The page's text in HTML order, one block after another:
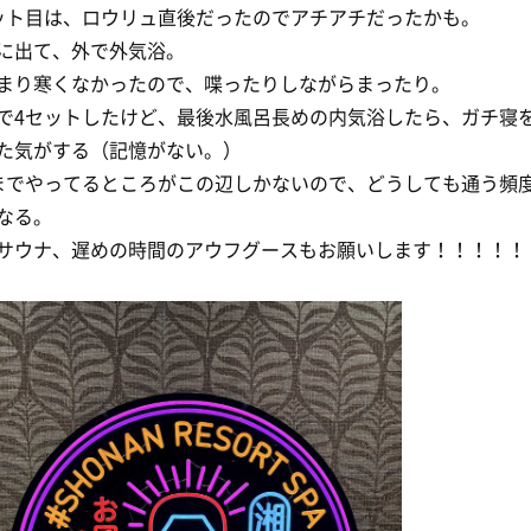
目は、ロウリュ直後だったのでアチアチだったかも。
出て、外で外気浴。
り寒くなかったので、喋ったりしながらまったり。
4セットしたけど、最後水風呂長めの内気浴したら、ガチ寝
気がする（記憶がない。）
でやってるところがこの辺しかないので、どうしても通う頻
る。
ウナ、遅めの時間のアウフグースもお願いします！！！！！